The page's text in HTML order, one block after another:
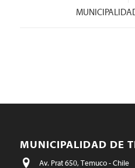
MUNICIPALIDAD DE
Av. Prat 650, Temuco - Chile